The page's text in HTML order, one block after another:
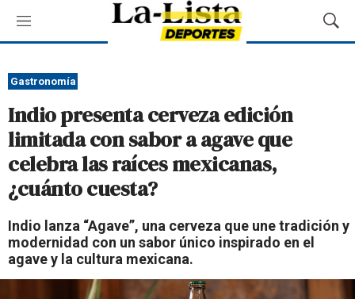
M
e
ú
M
o
e
Gastronomía
Indio presenta cerveza edición
limitada con sabor a agave que
celebra las raíces mexicanas,
¿cuánto cuesta?
Indio lanza “Agave”, una cerveza que une tradición y
modernidad con un sabor único inspirado en el
agave y la cultura mexicana.